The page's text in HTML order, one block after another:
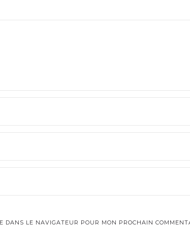
DANS LE NAVIGATEUR POUR MON PROCHAIN